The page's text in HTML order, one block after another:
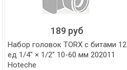
189 руб
Набор головок TORX с битами 12
ед 1/4" × 1/2" 10-60 мм 202011
Hoteche